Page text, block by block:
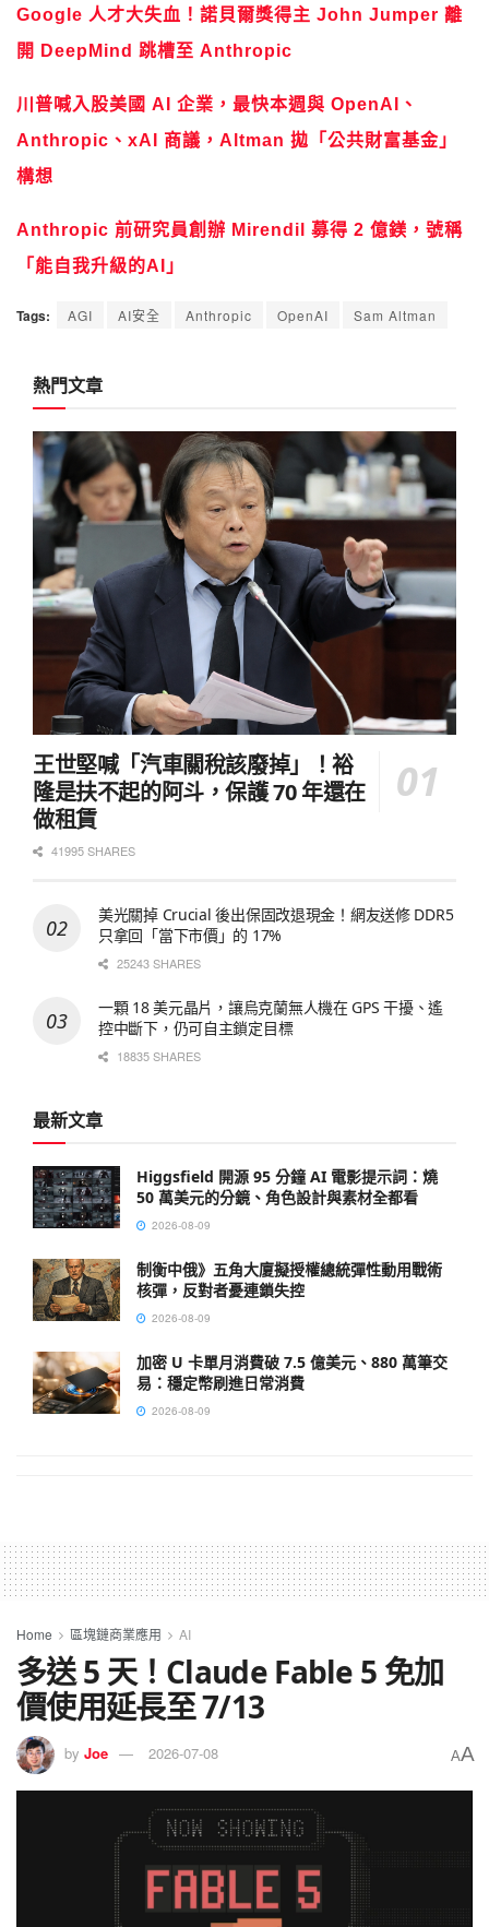
Google 人才大失血！諾貝爾獎得主 John Jumper 離
開 DeepMind 跳槽至 Anthropic
川普喊入股美國 AI 企業，最快本週與 OpenAI、
Anthropic、xAI 商議，Altman 拋「公共財富基金」
構想
Anthropic 前研究員創辦 Mirendil 募得 2 億鎂，號稱
「能自我升級的AI」
Tags: AGI AI安全 Anthropic OpenAI Sam Altman
熱門文章
王世堅喊「汽車關稅該廢掉」！裕
隆是扶不起的阿斗，保護 70 年還在
做租賃
41995 SHARES
美光關掉 Crucial 後出保固改退現金！網友送修 DDR5
只拿回「當下市價」的 17%
25243 SHARES
一顆 18 美元晶片，讓烏克蘭無人機在 GPS 干擾、遙
控中斷下，仍可自主鎖定目標
18835 SHARES
最新文章
Higgsfield 開源 95 分鐘 AI 電影提示詞：燒
50 萬美元的分鏡、角色設計與素材全都看
2026-08-09
制衡中俄》五角大廈擬授權總統彈性動用戰術
核彈，反對者憂連鎖失控
2026-08-09
加密 U 卡單月消費破 7.5 億美元、880 萬筆交
易：穩定幣刷進日常消費
2026-08-09
Home 區塊鏈商業應用 AI
多送 5 天！Claude Fable 5 免加
價使用延長至 7/13
by Joe 2026-07-08 AA